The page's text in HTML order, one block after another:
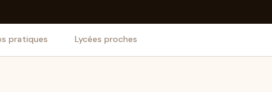
pratiques Lycées proches